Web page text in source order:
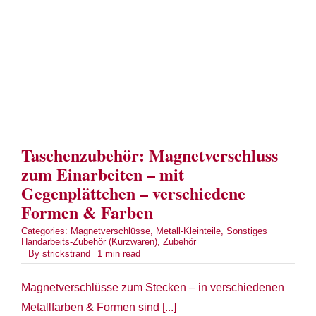
Taschenzubehör: Magnetverschluss
zum Einarbeiten – mit
Gegenplättchen – verschiedene
Formen & Farben
Categories: Magnetverschlüsse, Metall-Kleinteile, Sonstiges
Handarbeits-Zubehör (Kurzwaren), Zubehör
By strickstrand 1 min read
Magnetverschlüsse zum Stecken – in verschiedenen
Metallfarben & Formen sind [...]